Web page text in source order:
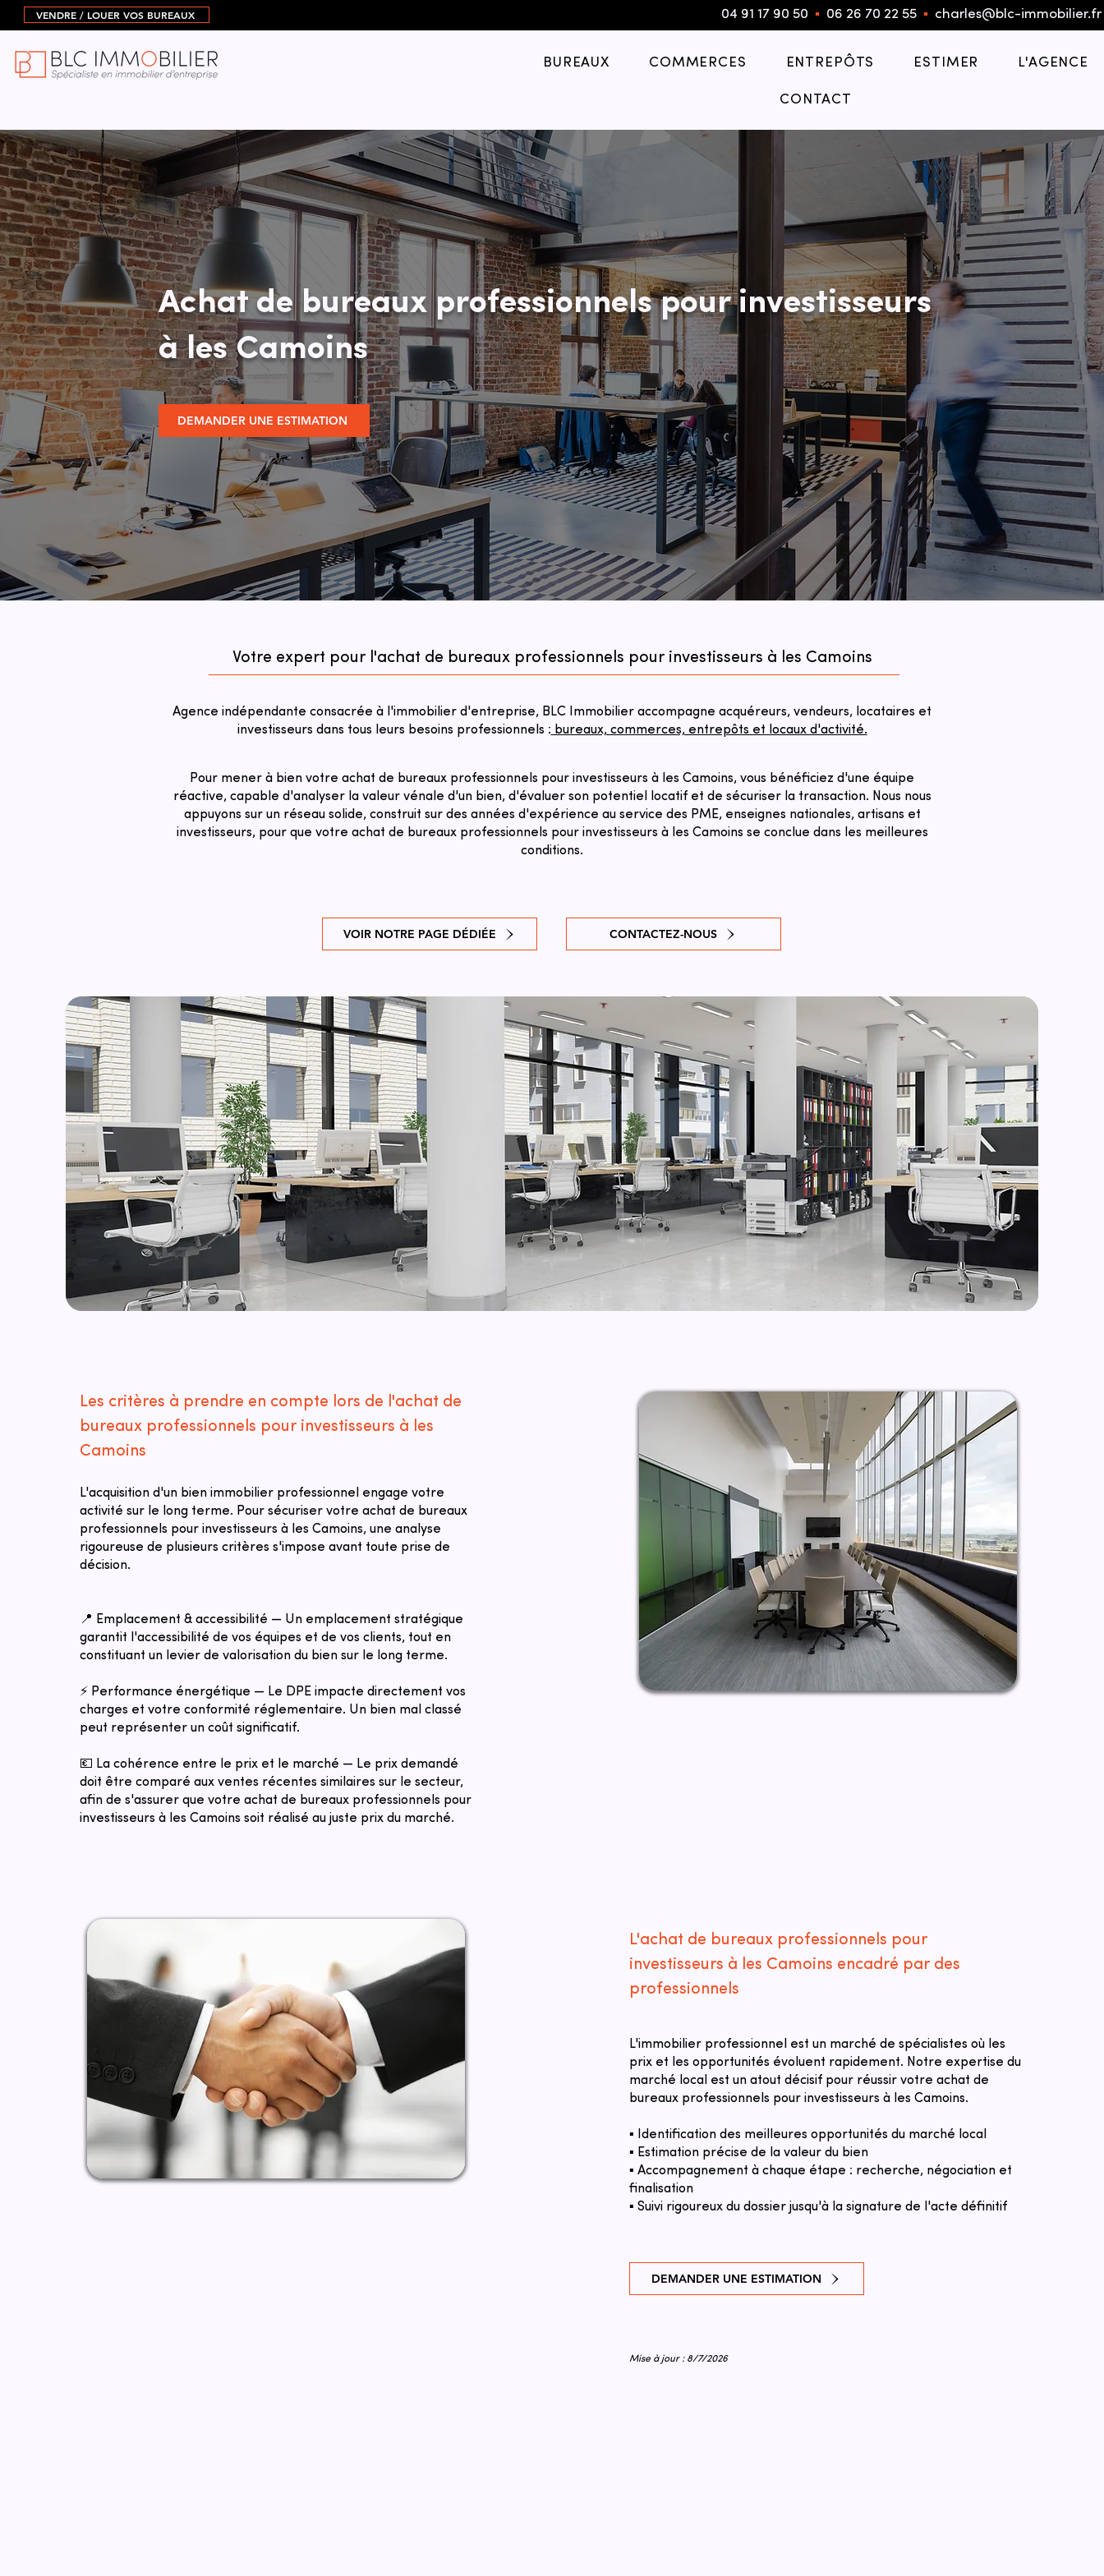
VENDRE / LOUER VOS BUREAUX 04 91 17 90 50 ▪︎ 06 26 70 22 55 ▪︎ charles@blc-immobilier.fr
BUREAUX COMMERCES ENTREPÔTS ESTIMER L'AGENCE
CONTACT
Achat de bureaux professionnels pour investisseurs
à les Camoins
DEMANDER UNE ESTIMATION
Votre expert pour l'achat de bureaux professionnels pour investisseurs à les Camoins
Agence indépendante consacrée à l'immobilier d'entreprise, BLC Immobilier accompagne acquéreurs, vendeurs, locataires et
investisseurs dans tous leurs besoins professionnels : bureaux, commerces, entrepôts et locaux d'activité.
Pour mener à bien votre achat de bureaux professionnels pour investisseurs à les Camoins, vous bénéficiez d'une équipe
réactive, capable d'analyser la valeur vénale d'un bien, d'évaluer son potentiel locatif et de sécuriser la transaction. ​Nous nous
appuyons sur un réseau solide, construit sur des années d'expérience au service des PME, enseignes nationales, artisans et
investisseurs, pour que votre achat de bureaux professionnels pour investisseurs à les Camoins se conclue dans les meilleures
conditions.
VOIR NOTRE PAGE DÉDIÉE CONTACTEZ-NOUS
Les critères à prendre en compte lors de l'achat de
bureaux professionnels pour investisseurs à les
Camoins
L'acquisition d'un bien immobilier professionnel engage votre
activité sur le long terme. Pour sécuriser votre achat de bureaux
professionnels pour investisseurs à les Camoins, une analyse
rigoureuse de plusieurs critères s'impose avant toute prise de
décision.
📍 Emplacement & accessibilité — Un emplacement stratégique
garantit l'accessibilité de vos équipes et de vos clients, tout en
constituant un levier de valorisation du bien sur le long terme.
⚡ Performance énergétique — Le DPE impacte directement vos
charges et votre conformité réglementaire. Un bien mal classé
peut représenter un coût significatif.
💶 La cohérence entre le prix et le marché — Le prix demandé
doit être comparé aux ventes récentes similaires sur le secteur,
afin de s'assurer que votre achat de bureaux professionnels pour
investisseurs à les Camoins soit réalisé au juste prix du marché.
L'achat de bureaux professionnels pour
investisseurs à les Camoins encadré par des
professionnels
L'immobilier professionnel est un marché de spécialistes où les
prix et les opportunités évoluent rapidement. Notre expertise du
marché local est un atout décisif pour réussir votre achat de
bureaux professionnels pour investisseurs à les Camoins.
▪ Identification des meilleures opportunités du marché local
▪ Estimation précise de la valeur du bien
▪ Accompagnement à chaque étape : recherche, négociation et
finalisation
▪ Suivi rigoureux du dossier jusqu'à la signature de l'acte définitif
DEMANDER UNE ESTIMATION
Mise à jour : 8/7/2026